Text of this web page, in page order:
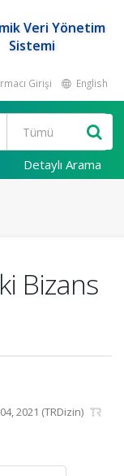
Veri Yönetim
Sistemi
Girişi English
Detaylı Arama
Bizans
2021 (TRDizin)